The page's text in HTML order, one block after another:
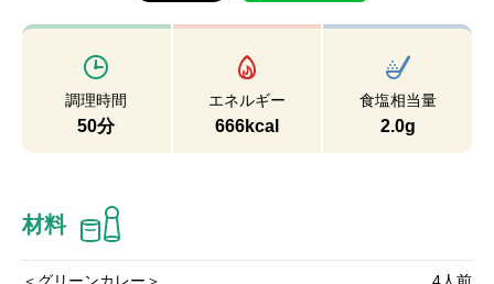
調理時間
50分
エネルギー
666kcal
食塩相当量
2.0g
材料